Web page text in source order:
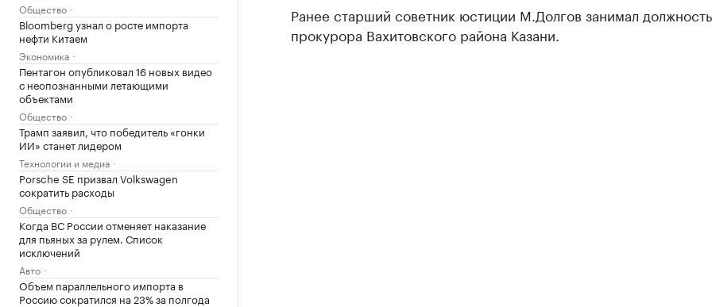
Общество
Bloomberg узнал о росте импорта
нефти Китаем
Экономика
Пентагон опубликовал 16 новых видео
с неопознанными летающими
объектами
Общество
Трамп заявил, что победитель «гонки
ИИ» станет лидером
Технологии и медиа
Porsche SE призвал Volkswagen
сократить расходы
Общество
Когда ВС России отменяет наказание
для пьяных за рулем. Список
исключений
Авто
Объем параллельного импорта в
Россию сократился на 23% за полгода
Ранее старший советник юстиции М.Долгов занимал должность
прокурора Вахитовского района Казани.